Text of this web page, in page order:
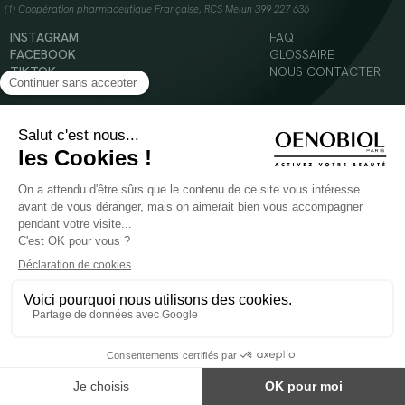
(1) Coopération pharmaceutique Française, RCS Melun 399 227 636
INSTAGRAM
FACEBOOK
TIKTOK
YOUTUBE
FAQ
GLOSSAIRE
NOUS CONTACTER
© 2024 Oenobiol Paris
Mentions légales
Politique en matière de cookies
POUR VOTRE SANTÉ, MANGEZ AU MOINS CINQ FRUITS ET LÉGUMES PAR JOUR -
Les complément alimentaires doivent être utilisés dans le cadre d'un mode de vie sain et
ne pas être utilisés comme substituts d'un régimes alimentaire varié et équilibré.